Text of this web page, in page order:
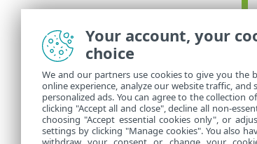
Your account, your
choice
We and our partners use cookies to give you the
online experience, analyze our website traffic, and
personalized ads. You can agree to the collection
clicking "Accept all and close", decline all non-
choosing "Accept essential cookies only", or
settings by clicking "Manage cookies". You also